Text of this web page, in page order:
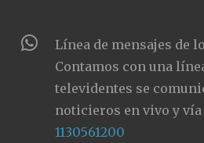
Línea de mensajes de
Contamos con una
televidentes se
noticieros en vivo y vía
1130561200